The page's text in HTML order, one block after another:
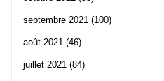
septembre 2021 (100)
août 2021 (46)
juillet 2021 (84)